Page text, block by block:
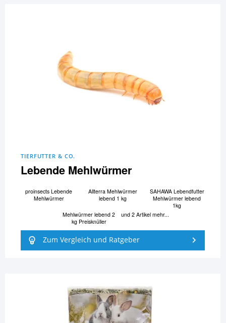
TIERFUTTER & CO.
Lebende Mehlwürmer
proinsects Lebende
Mehlwürmer
Allterra Mehlwürmer
lebend 1 kg
SAHAWA Lebendfutter
Mehlwürmer lebend
1kg
Mehlwürmer lebend 2
kg Preisknüller
und 2 Artikel mehr...
Zum Vergleich und Ratgeber